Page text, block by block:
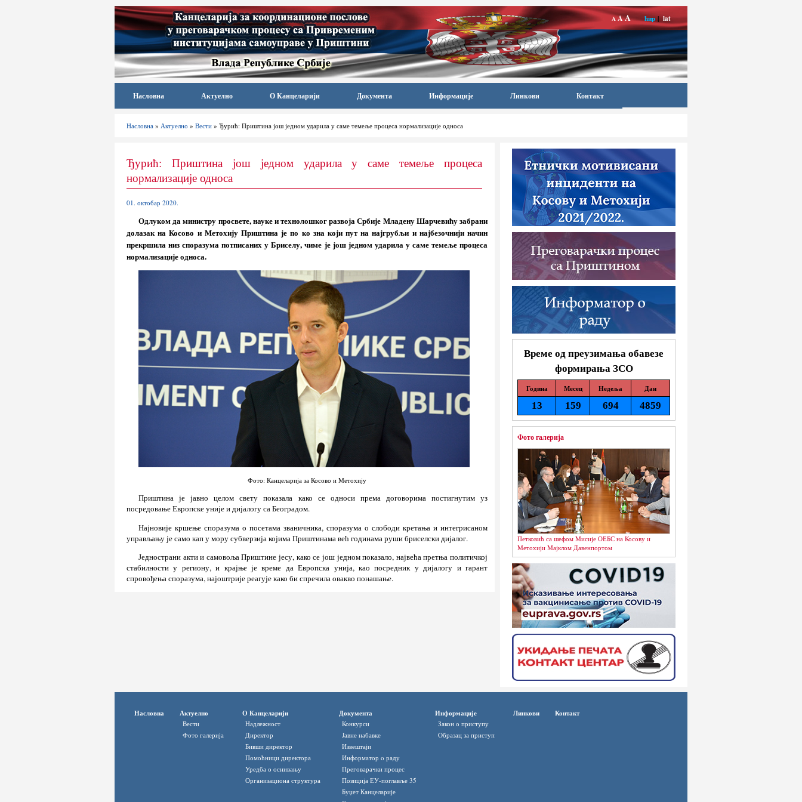
A AA ћир|lat
Насловна Актуелно О Канцеларији Документа Информације Линкови Контакт
Насловна » Актуелно » Вести » Ђурић: Приштина још једном ударила у саме темеље процеса нормализације односа
Време од преузимања обавезе
формирања ЗСО
Година Месец Недеља Дан
13 159 694 4859
Фото галерија
Петковић са шефом Мисије ОЕБС на Косову и
Метохији Мајклом Давенпортом
Ђурић: Приштина још једном ударила у саме темеље процеса
нормализације односа
01. октобар 2020.
Одлуком да министру просвете, науке и технолошког развоја Србије Младену Шарчевићу забрани
долазак на Косово и Метохију Приштина је по ко зна који пут на најгрубљи и најбезочнији начин
прекршила низ споразума потписаних у Бриселу, чиме је још једном ударила у саме темеље процеса
нормализације односа.
Фото: Канцеларија за Косово и Метохију
Приштина је јавно целом свету показала како се односи према договорима постигнутим уз
посредовање Европске уније и дијалогу са Београдом.
Најновије кршење споразума о посетама званичника, споразума о слободи кретања и интегрисаном
управљању је само кап у мору субверзија којима Приштинама већ годинама руши бриселски дијалог.
Једнострани акти и самовоља Приштине јесу, како се још једном показало, највећа претња политичкој
стабилности у региону, и крајње је време да Европска унија, као посредник у дијалогу и гарант
спровођења споразума, најоштрије реагује како би спречила овакво понашање.
Насловна Актуелно
Вести
Фото галерија
О Канцеларији
Надлежност
Директор
Бивши директор
Помоћници директора
Уредба о оснивању
Организациона структура
Документа
Конкурси
Јавне набавке
Извештаји
Информатор o раду
Преговарачки процес
Позиција ЕУ-поглавље 35
Буџет Канцеларије
Информације
Закон о приступу
Oбразац за приступ
Линкови Контакт